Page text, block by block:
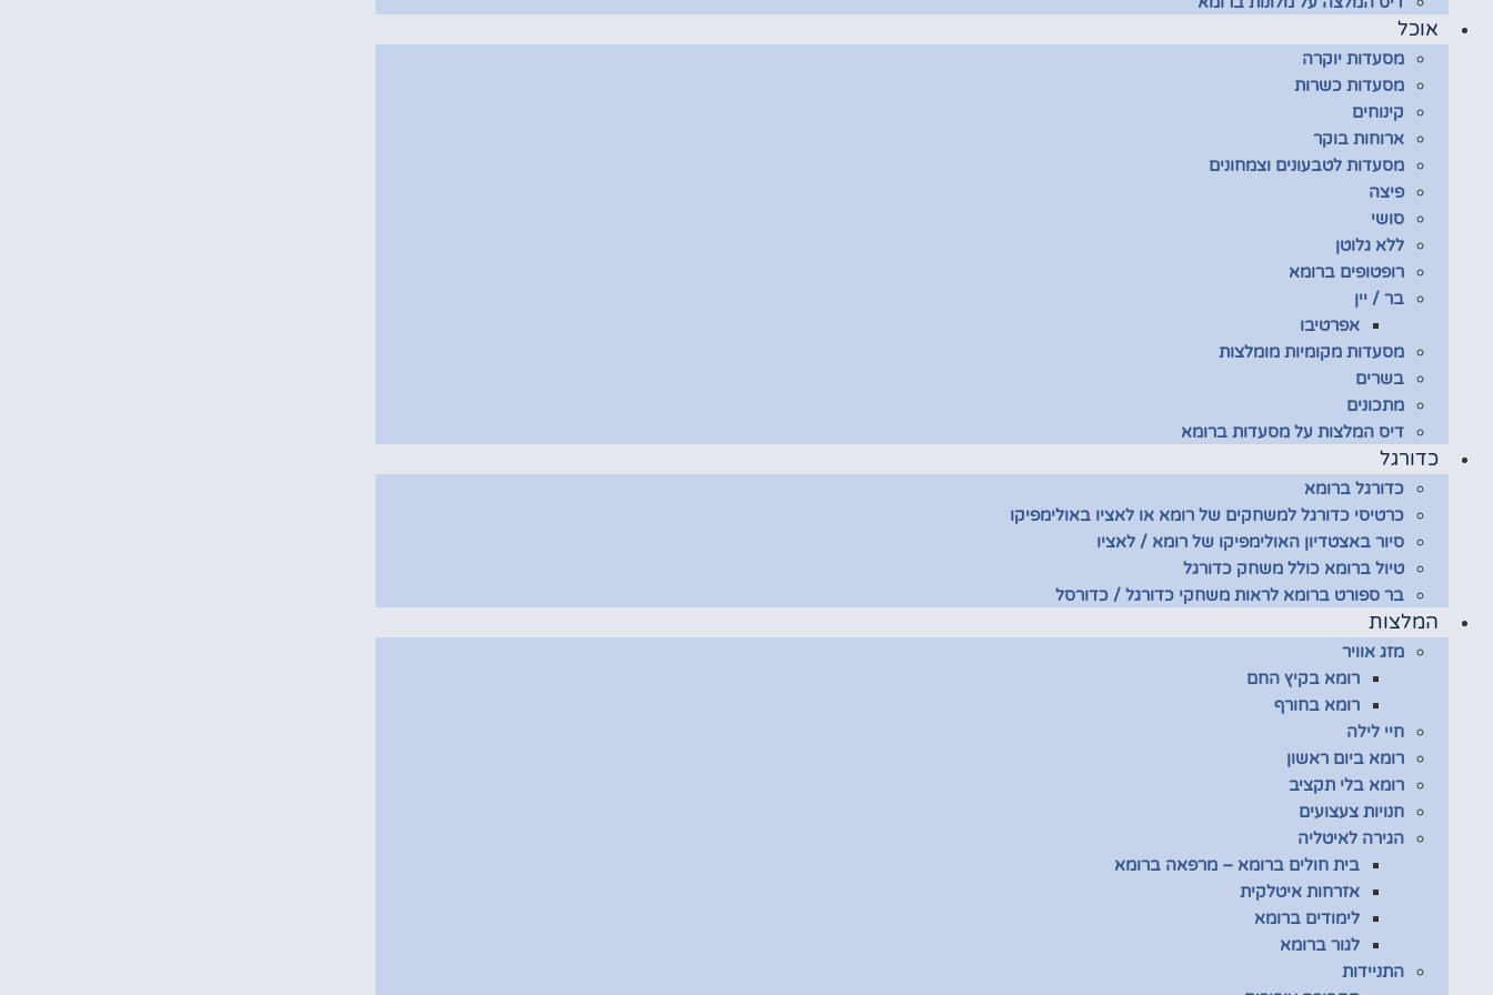
אוכל
מסעדות יוקרה
מסעדות כשרות
קינוחים
ארוחות בוקר
מסעדות לטבעונים וצמחונים
פיצה
סושי
ללא גלוטן
רופטופים ברומא
בר / יין
אפרטיבו
מסעדות מקומיות מומלצות
בשרים
מתכונים
דיס המלצות על מסעדות ברומא
כדורגל
כדורגל ברומא
כרטיסי כדורגל למשחקים של רומא או לאציו באולימפיקו
סיור באצטדיון האולימפיקו של רומא / לאציו
טיול ברומא כולל משחק כדורגל
בר ספורט ברומא לראות משחקי כדורגל / כדורסל
המלצות
מזג אוויר
רומא בקיץ החם
רומא בחורף
חיי לילה
רומא ביום ראשון
רומא בלי תקציב
חנויות צעצועים
הגירה לאיטליה
בית חולים ברומא – מרפאה ברומא
אזרחות איטלקית
לימודים ברומא
לגור ברומא
התניידות